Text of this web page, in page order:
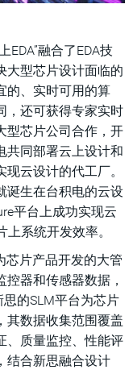
EDA”融合了EDA技
大型芯片设计面临的
的、实时可用的算
，还可获得专家实时
型芯片公司合作，开
共同部署云上设计和
云设计的代工厂。
诞生在台积电的云设
平台上成功实现云
系统开发效率。
芯片产品开发的大管
器和传感器数据，
的SLM平台为芯片
其数据收集范围覆盖
、质量监控、性能评
结合新思融合设计